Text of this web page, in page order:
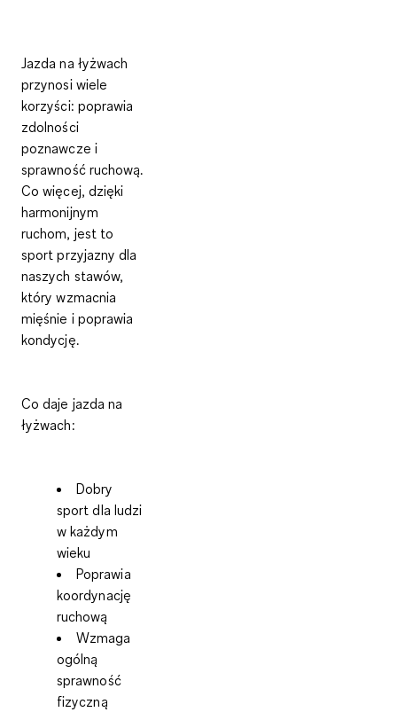
Jazda na łyżwach
przynosi wiele
korzyści: poprawia
zdolności
poznawcze i
sprawność ruchową.
Co więcej, dzięki
harmonijnym
ruchom, jest to
sport przyjazny dla
naszych stawów,
który wzmacnia
mięśnie i poprawia
kondycję.
Co daje jazda na
łyżwach:
Dobry
sport dla ludzi
w każdym
wieku
Poprawia
koordynację
ruchową
Wzmaga
ogólną
sprawność
fizyczną